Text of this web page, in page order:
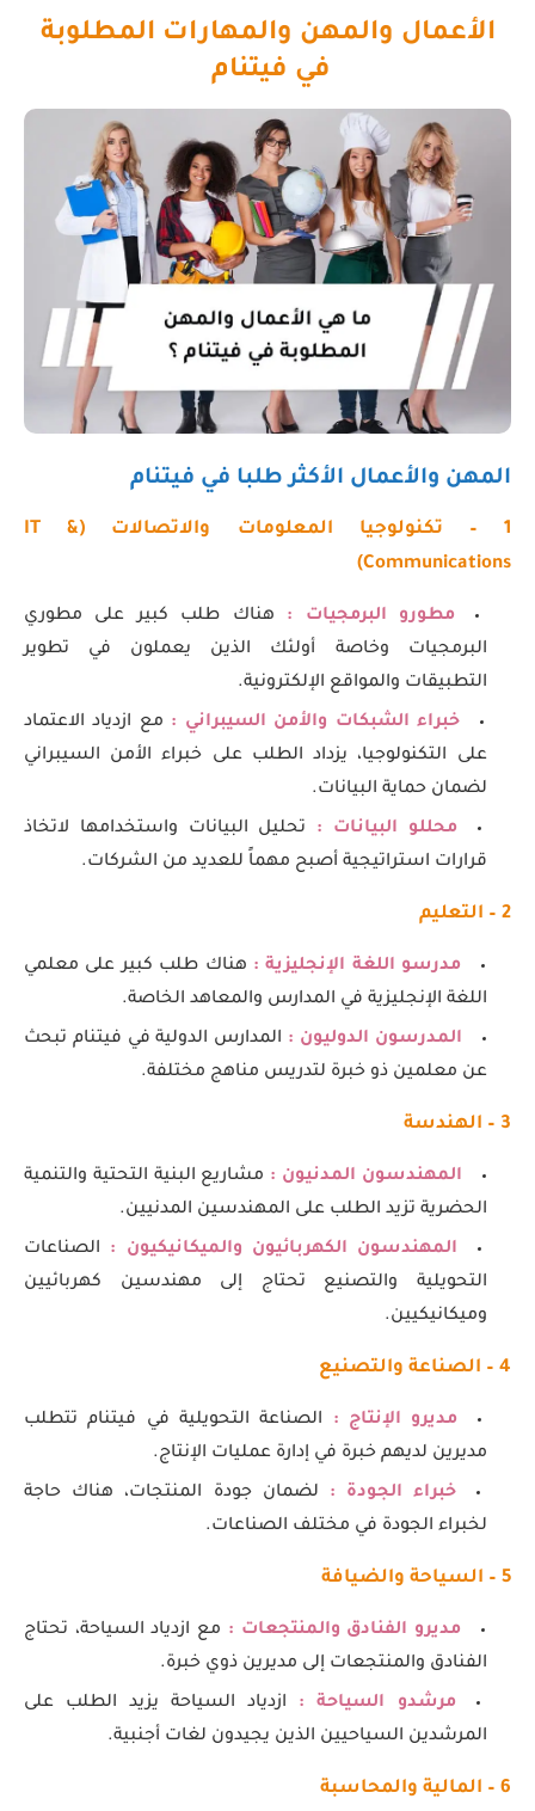
الأعمال والمهن والمهارات المطلوبة
في فيتنام
المهن والأعمال الأكثر طلبا في فيتنام
1 – تكنولوجيا المعلومات والاتصالات (
IT &
Communications
)
مطورو البرمجيات : هناك طلب كبير على مطوري
البرمجيات وخاصة أولئك الذين يعملون في تطوير
التطبيقات والمواقع الإلكترونية.
خبراء الشبكات والأمن السيبراني : مع ازدياد الاعتماد
على التكنولوجيا، يزداد الطلب على خبراء الأمن السيبراني
لضمان حماية البيانات.
محللو البيانات :
تحليل البيانات واستخدامها لاتخاذ
قرارات استراتيجية أصبح مهماً للعديد من الشركات.
2 – التعليم
مدرسو اللغة الإنجليزية : هناك طلب كبير على معلمي
اللغة الإنجليزية في المدارس والمعاهد الخاصة.
المدرسون الدوليون : المدارس الدولية في فيتنام تبحث
عن معلمين ذو خبرة لتدريس مناهج مختلفة.
3 – الهندسة
المهندسون المدنيون : مشاريع البنية التحتية والتنمية
الحضرية تزيد الطلب على المهندسين المدنيين.
المهندسون الكهربائيون والميكانيكيون : الصناعات
التحويلية والتصنيع تحتاج إلى مهندسين كهربائيين
وميكانيكيين.
4 – الصناعة والتصنيع
مديرو الإنتاج :
الصناعة التحويلية في فيتنام تتطلب
مديرين لديهم خبرة في إدارة عمليات الإنتاج.
خبراء الجودة :
لضمان جودة المنتجات، هناك حاجة
لخبراء الجودة في مختلف الصناعات.
5 – السياحة والضيافة
مديرو الفنادق والمنتجعات : مع ازدياد السياحة، تحتاج
الفنادق والمنتجعات إلى مديرين ذوي خبرة.
مرشدو السياحة :
ازدياد السياحة يزيد الطلب على
المرشدين السياحيين الذين يجيدون لغات أجنبية.
6 – المالية والمحاسبة